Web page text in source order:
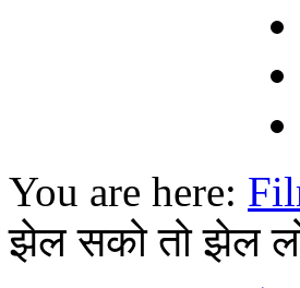
You are here:
झेल सको तो झेल